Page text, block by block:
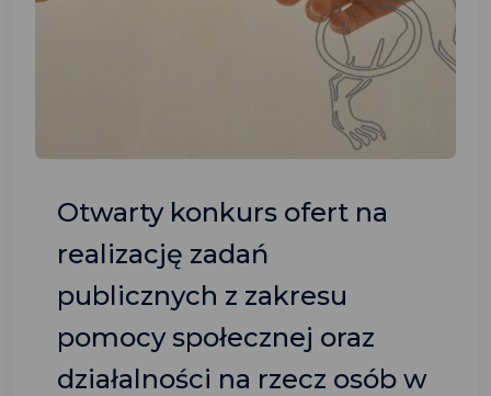
Otwarty konkurs ofert na
realizację zadań
publicznych z zakresu
pomocy społecznej oraz
działalności na rzecz osób w